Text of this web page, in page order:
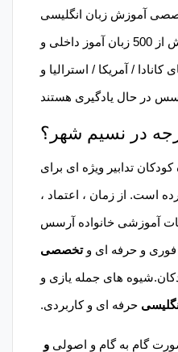
آموزش زبان انگلیسی
را برگزار میکند و با افتخار بیش از 500 زبان آموز داخلی و
های کانادا / آمریکا / استرالیا و
در حال یادگیری هستند
در نسیم شهر؟
تدابیر ویژه ای برای
است. از زمان ، اعتماد ،
آموزشی خانواده آرسس
فوری و حرفه ای وتخصصی
های جمله یازی و
حرفه ای و کاربردی.
گام به گام و اصولی و